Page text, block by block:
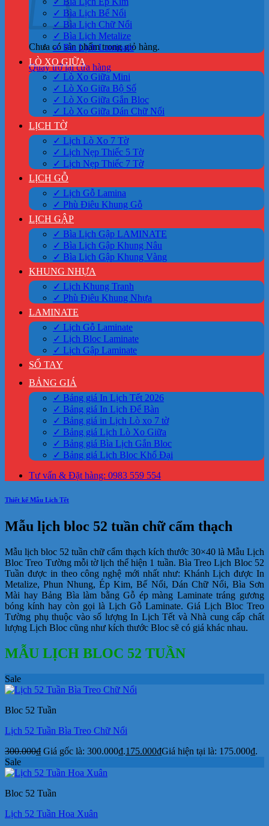
Chưa có sản phẩm trong giỏ hàng.
Quay trở lại cửa hàng
✓ Bìa Lịch Bế Nổi
✓ Bìa Lịch Chữ Nổi
✓ Bìa Lịch Metalize
✓ Bìa Lịch Laminate
LÒ XO GIỮA
✓ Lò Xo Giữa Mini
✓ Lò Xo Giữa Bộ Số
✓ Lò Xo Giữa Gắn Bloc
✓ Lò Xo Giữa Dán Chữ Nổi
LỊCH TỜ
✓ Lịch Lò Xo 7 Tờ
✓ Lịch Nẹp Thiếc 5 Tờ
✓ Lịch Nẹp Thiếc 7 Tờ
LỊCH GỖ
✓ Lịch Gỗ Lamina
✓ Phù Điêu Khung Gỗ
LỊCH GẬP
✓ Bìa Lịch Gập LAMINATE
✓ Bìa Lịch Gập Khung Nâu
✓ Bìa Lịch Gập Khung Vàng
KHUNG NHỰA
✓ Lịch Khung Tranh
✓ Phù Điêu Khung Nhựa
LAMINATE
✓ Lịch Gỗ Laminate
✓ Lịch Bloc Laminate
✓ Lịch Gập Laminate
SỔ TAY
BẢNG GIÁ
✓ Bảng giá In Lịch Tết 2026
✓ Bảng giá In Lịch Để Bàn
✓ Bảng giá in Lịch Lò xo 7 tờ
✓ Bảng giá Lịch Lò Xo Giữa
✓ Bảng giá Bìa Lịch Gắn Bloc
✓ Bảng giá Lịch Bloc Khổ Đại
Tư vấn & Đặt hàng: 0983 559 554
Thiết kế Mẫu Lịch Tết
Mẫu lịch bloc 52 tuần chữ cẩm thạch
Mẫu lịch bloc 52 tuần chữ cẩm thạch kích thước 30×40 là Mẫu Lịch
Bloc Treo Tường mỗi tờ lịch thể hiện 1 tuần. Bìa Treo Lịch Bloc 52
Tuần được in theo công nghệ mới nhất như: Khánh Lịch được In
Metalize, Phun Nhung, Ép Kim, Bế Nổi, Dán Chữ Nổi, Bìa Sơn
Mài hay Bảng Bìa làm bằng Gỗ ép màng Laminate tráng gương
bóng kính hay còn gọi là Lịch Gỗ Laminate. Giá Lịch Bloc Treo
Tường phụ thuộc vào số lượng In Lịch Tết và Nhà cung cấp chất
lượng Lịch Bloc cũng như kích thước Bloc sẽ có giá khác nhau.
MẪU LỊCH BLOC 52 TUẦN
Sale
Bloc 52 Tuần
Lịch 52 Tuần Bìa Treo Chữ Nổi
300.000₫ Giá gốc là: 300.000₫.175.000₫Giá hiện tại là: 175.000₫.
Sale
Bloc 52 Tuần
Lịch 52 Tuần Hoa Xuân